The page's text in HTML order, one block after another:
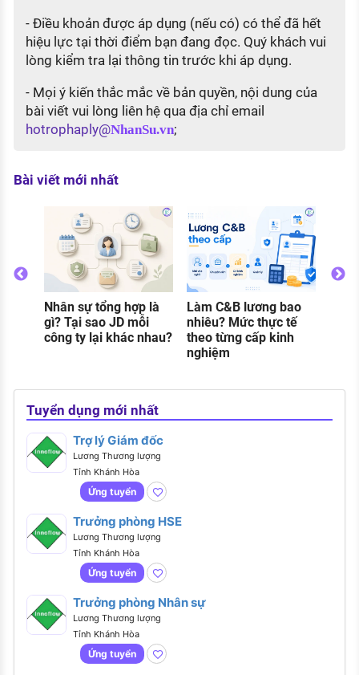
- Điều khoản được áp dụng (nếu có) có thể đã hết
hiệu lực tại thời điểm bạn đang đọc. Quý khách vui
lòng kiểm tra lại thông tin trước khi áp dụng.
- Mọi ý kiến thắc mắc về bản quyền, nội dung của
bài viết vui lòng liên hệ qua địa chỉ email
hotrophaply@NhanSu.vn;
Bài viết mới nhất
Nhân sự tổng hợp là
gì? Tại sao JD mỗi
công ty lại khác nhau?
Làm C&B lương bao
nhiêu? Mức thực tế
theo từng cấp kinh
nghiệm
khi
Tuyển dụng mới nhất
Trợ lý Giám đốc
Lương Thương lượng
Tỉnh Khánh Hòa
Ứng tuyển
Trưởng phòng HSE
Lương Thương lượng
Tỉnh Khánh Hòa
Ứng tuyển
Trưởng phòng Nhân sự
Lương Thương lượng
Tỉnh Khánh Hòa
Ứng tuyển